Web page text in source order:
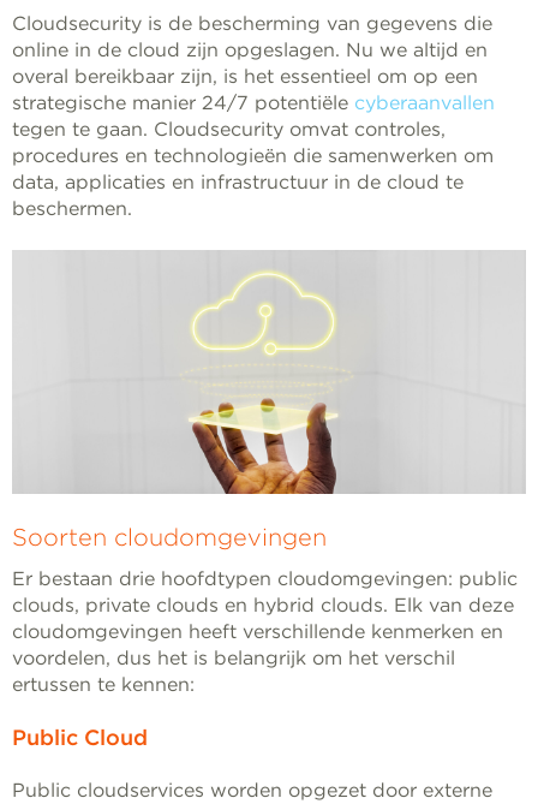
Cloudsecurity is de bescherming van gegevens die
online in de cloud zijn opgeslagen. Nu we altijd en
overal bereikbaar zijn, is het essentieel om op een
strategische manier 24/7 potentiële cyberaanvallen
tegen te gaan. Cloudsecurity omvat controles,
procedures en technologieën die samenwerken om
data, applicaties en infrastructuur in de cloud te
beschermen.
Soorten cloudomgevingen
Er bestaan drie hoofdtypen cloudomgevingen: public
clouds, private clouds en hybrid clouds. Elk van deze
cloudomgevingen heeft verschillende kenmerken en
voordelen, dus het is belangrijk om het verschil
ertussen te kennen:
Public Cloud
Public cloudservices worden opgezet door externe